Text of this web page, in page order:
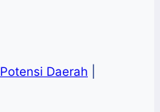
Potensi Daerah